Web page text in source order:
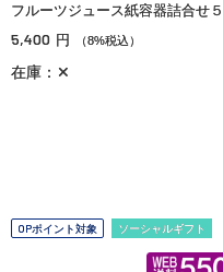
フルーツジュース紙容器詰合せ５
5,400 円 （8%税込）
在庫：✕
OPポイント対象 ソーシャルギフト